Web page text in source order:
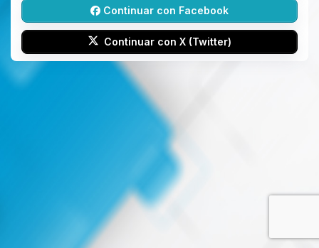
Continuar con Facebook
Continuar con X (Twitter)